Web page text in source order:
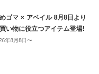
ゴマ × アベイル 8月8日より
い物に役立つアイテム登場!
年8月8日〜